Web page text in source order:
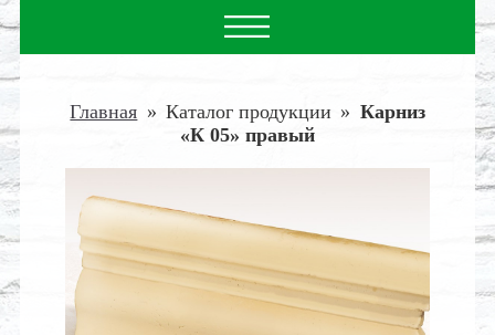
Главная » Каталог продукции » Карниз
«К 05» правый